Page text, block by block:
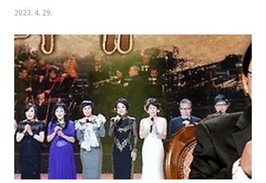
1797회 일시 : 2023년 5월 1일 시간 : 22:00 (밤 10시) 주제 : 가화만사성
김효선, 배일호, 희승연, 나진기, 김세환, 박일준, 장우, 김동아, 김용만
2. 가요무대 1797회 출연진 및 곡 / 원곡자 리스트 김다현 소유미 유지나
설운도 양하영 강진&김효선 배일호 희승연 나진기 김세환 박일준 장우
김동아 김용만 01) 김세환 - 비둘기 집 (원곡자 : 이석) 02) 강진 + 김효선
(부부)..
2023. 4. 29.